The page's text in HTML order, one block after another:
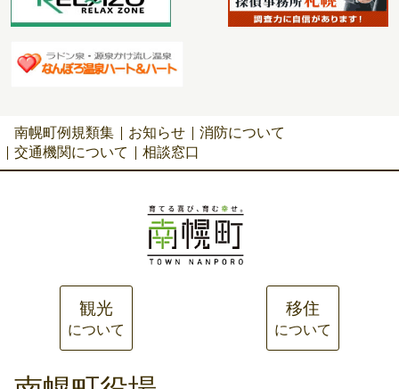
南幌町例規類集 お知らせ
消防について
交通機関について
相談窓口
観光
について
移住
について